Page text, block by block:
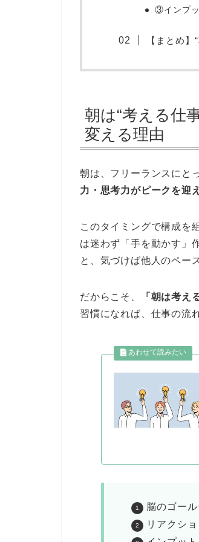
③インプッ
【まとめ
朝は“考える仕
変える理由
朝は、フリーランスにと
力・思考力がピークを迎
このタイミングで構成を
は迷わず「手を動かす」
と、気づけば他人のペー
だからこそ、 「朝は考え
習慣になれば、仕事の流
脳のゴー
リアクシ